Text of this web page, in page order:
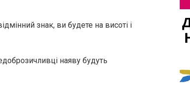
знак, ви будете на висоті і
наяву будуть